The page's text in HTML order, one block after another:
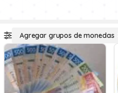
Agregar grupos de monedas